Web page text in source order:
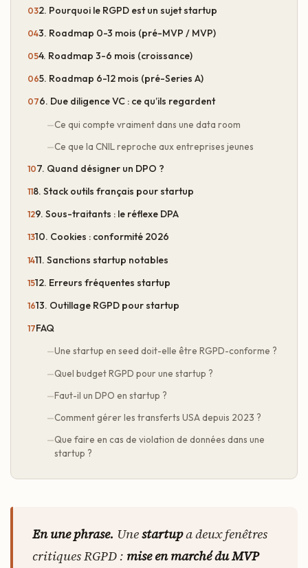
2. Pourquoi le RGPD est un sujet startup
3. Roadmap 0-3 mois (pré-MVP / MVP)
4. Roadmap 3-6 mois (croissance)
5. Roadmap 6-12 mois (pré-Series A)
6. Due diligence VC : ce qu’ils regardent
Ce qui compte vraiment dans une data room
Ce que la CNIL reproche aux entreprises jeunes
7. Quand désigner un DPO ?
8. Stack outils français pour startup
9. Sous-traitants : le réflexe DPA
10. Cookies : conformité 2026
11. Sanctions startup notables
12. Erreurs fréquentes startup
13. Outillage RGPD pour startup
FAQ
Une startup en seed doit-elle être RGPD-conforme ?
Quel budget RGPD pour une startup ?
Faut-il un DPO en startup ?
Comment gérer les transferts USA depuis 2023 ?
Que faire en cas de violation de données dans une
startup ?
En une phrase. Unestartupa deux fenêtres
critiques RGPD : mise en marché du MVP